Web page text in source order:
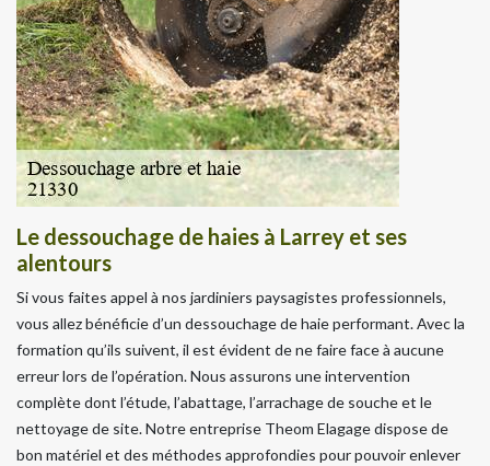
Le dessouchage de haies à Larrey et ses
alentours
Si vous faites appel à nos jardiniers paysagistes professionnels,
vous allez bénéficie d’un dessouchage de haie performant. Avec la
formation qu’ils suivent, il est évident de ne faire face à aucune
erreur lors de l’opération. Nous assurons une intervention
complète dont l’étude, l’abattage, l’arrachage de souche et le
nettoyage de site. Notre entreprise Theom Elagage dispose de
bon matériel et des méthodes approfondies pour pouvoir enlever